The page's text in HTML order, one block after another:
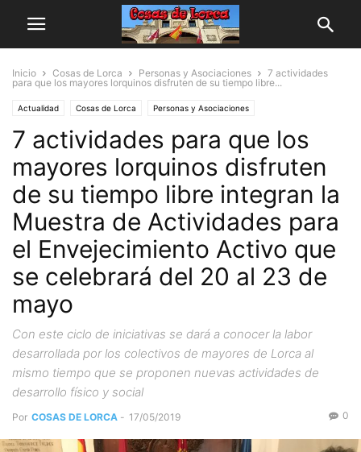
Inicio Cosas de Lorca Personas y Asociaciones
7 actividades
para que los mayores lorquinos disfruten de su tiempo libre...
Actualidad Cosas de Lorca Personas y Asociaciones
7 actividades para que los
mayores lorquinos disfruten
de su tiempo libre integran la
Muestra de Actividades para
el Envejecimiento Activo que
se celebrará del 20 al 23 de
mayo
Con este ciclo de iniciativas se dará a conocer la labor
desarrollada por los colectivos de mayores de Lorca al
mismo tiempo que se proponen nuevas actividades de
desarrollo físico y social
Por COSAS DE LORCA - 17/05/2019 0